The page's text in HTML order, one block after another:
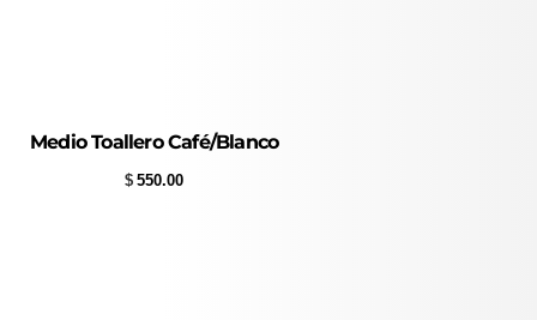
Medio Toallero Café/Blanco
$ 550.00